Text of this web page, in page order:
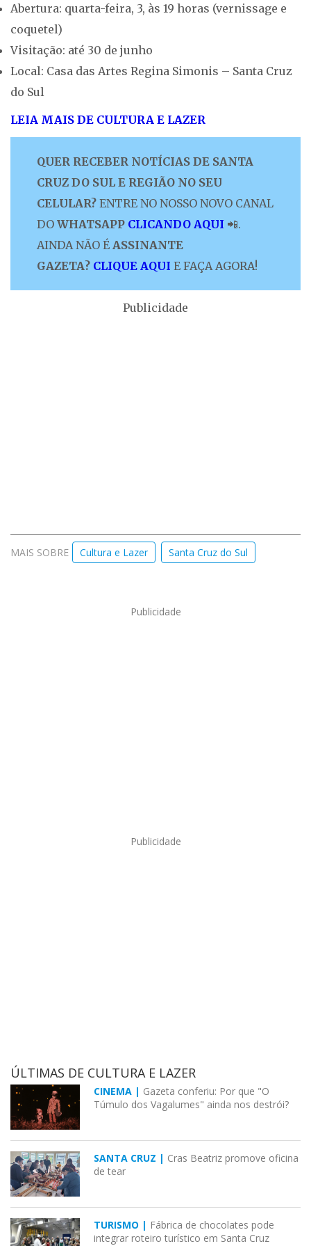
Abertura: quarta-feira, 3, às 19 horas (vernissage e
coquetel)
Visitação: até 30 de junho
Local: Casa das Artes Regina Simonis – Santa Cruz
do Sul
LEIA MAIS DE CULTURA E LAZER
QUER RECEBER NOTÍCIAS DE SANTA
CRUZ DO SUL E REGIÃO NO SEU
CELULAR? ENTRE NO NOSSO NOVO CANAL
DO WHATSAPP CLICANDO AQUI 📲.
AINDA NÃO É ASSINANTE
GAZETA? CLIQUE AQUI E FAÇA AGORA!
Publicidade
MAIS SOBRE Cultura e Lazer Santa Cruz do Sul
Publicidade
Publicidade
ÚLTIMAS DE CULTURA E LAZER
CINEMA | Gazeta conferiu: Por que "O
Túmulo dos Vagalumes" ainda nos destrói?
SANTA CRUZ | Cras Beatriz promove oficina
de tear
TURISMO | Fábrica de chocolates pode
integrar roteiro turístico em Santa Cruz